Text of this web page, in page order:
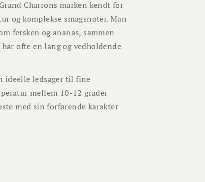
Charrons marken kendt for
og komplekse smagsnoter. Man
fersken og ananas, sammen
ofte en lang og vedholdende
ideelle ledsager til fine
mellem 10-12 grader
med sin forførende karakter